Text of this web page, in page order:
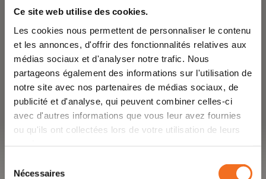
Ce site web utilise des cookies.
Les cookies nous permettent de personnaliser le contenu
et les annonces, d'offrir des fonctionnalités relatives aux
médias sociaux et d'analyser notre trafic. Nous
partageons également des informations sur l'utilisation de
notre site avec nos partenaires de médias sociaux, de
publicité et d'analyse, qui peuvent combiner celles-ci
avec d'autres informations que vous leur avez fournies
ou qu'ils ont collectées lors de votre utilisation de leurs
Nécessaires